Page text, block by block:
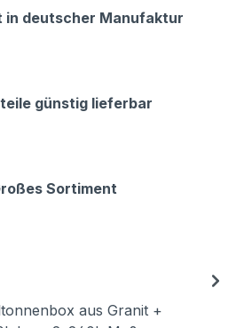
in deutscher Manufaktur
günstig lieferbar
Sortiment
aus Granit +